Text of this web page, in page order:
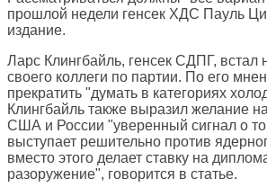
прошлой недели генсек ХДС Пауль
издание.
Ларс Клингбайль, генсек СДПГ, встал
своего коллеги по партии. По его
прекратить "думать в категориях
Клингбайль также выразил желание
США и России "уверенный сигнал о
выступает решительно против
вместо этого делает ставку на
разоружение", говорится в статье.